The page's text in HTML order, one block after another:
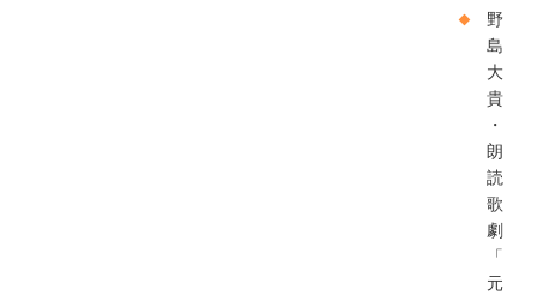
野
島
大
貴
・
朗
読
歌
劇
「
元